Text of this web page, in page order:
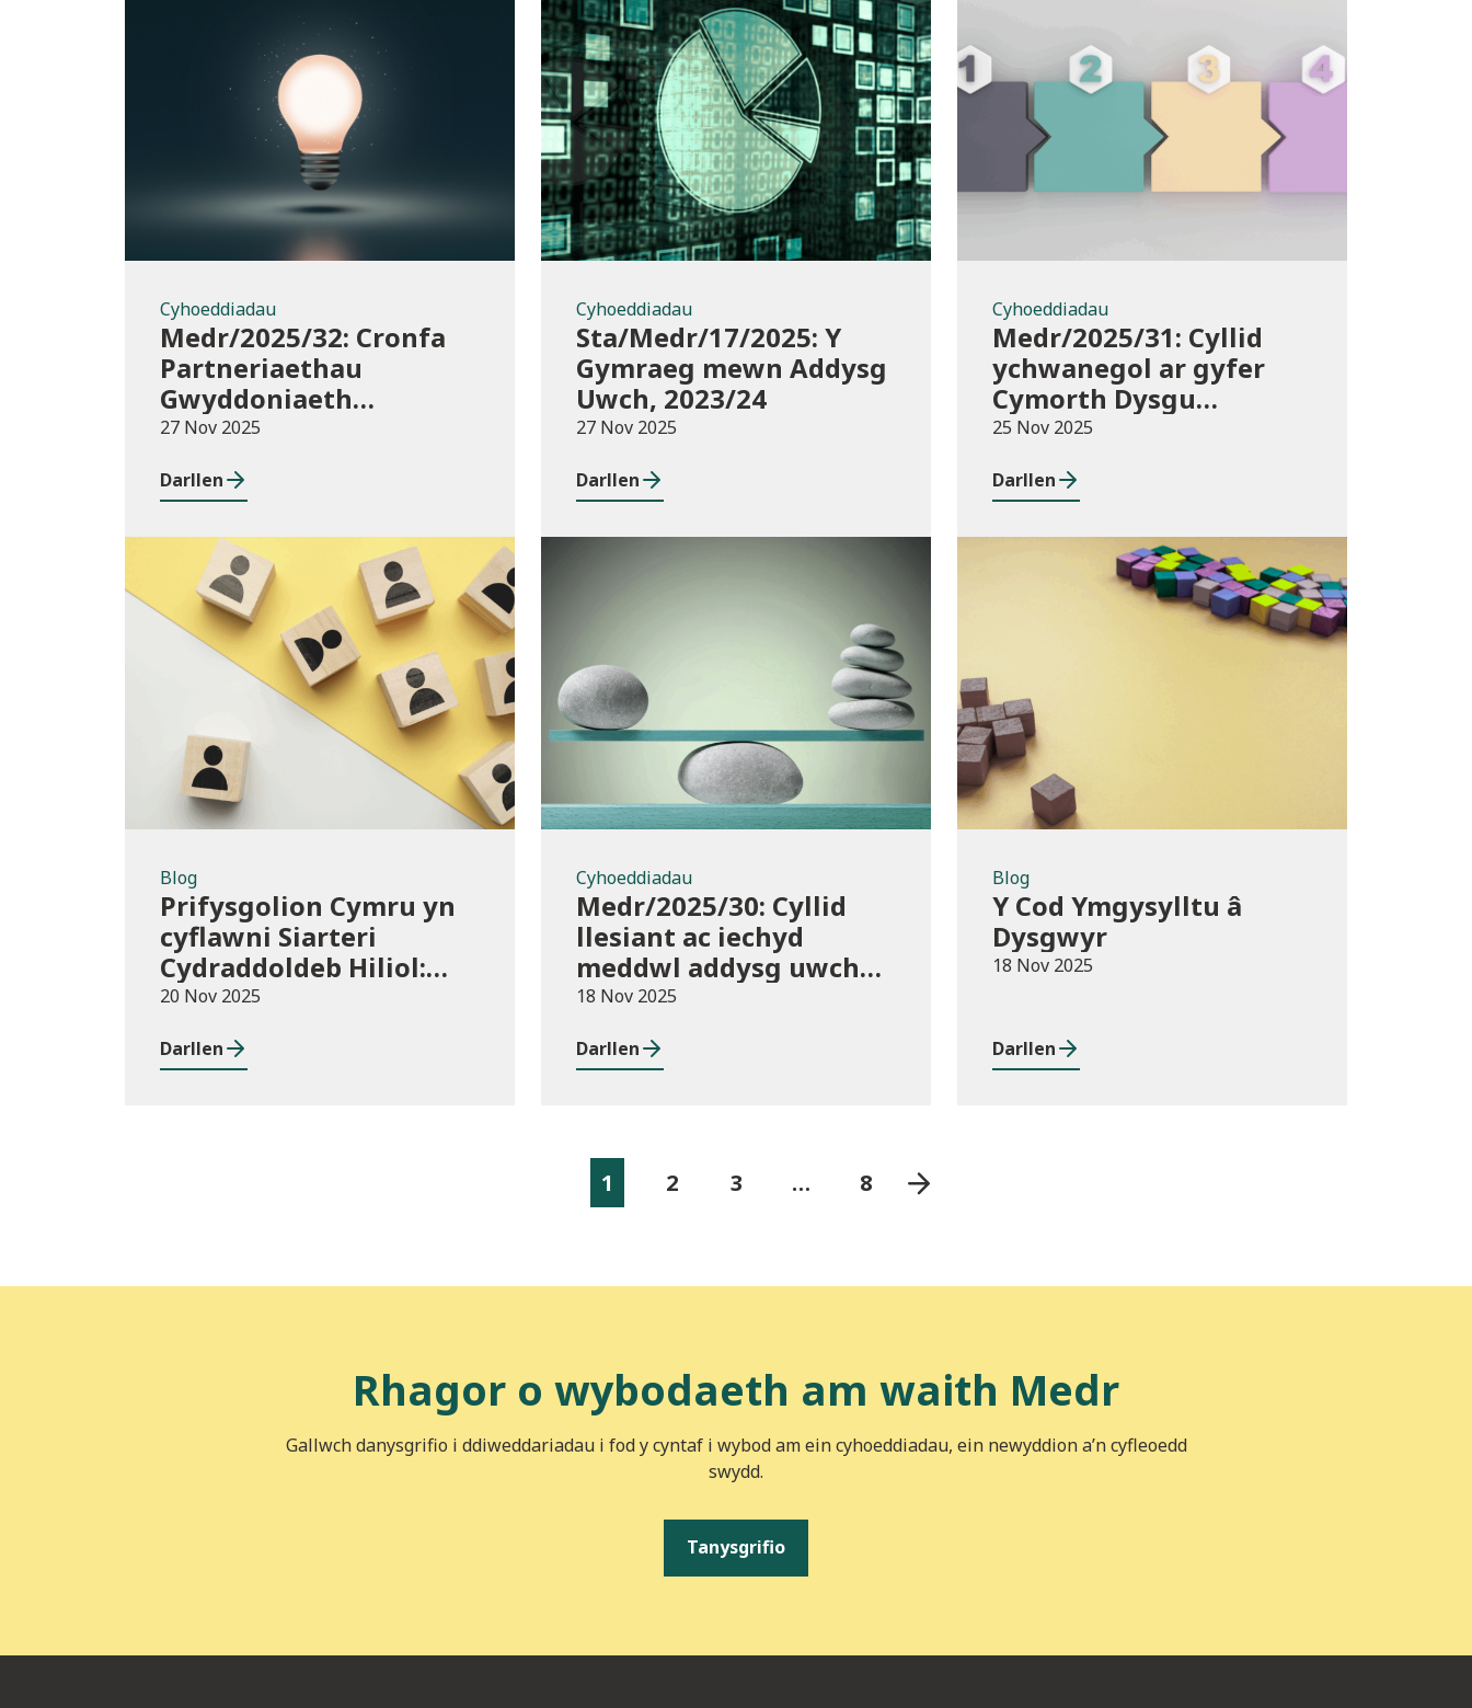
Cyhoeddiadau
Cyhoeddiadau
Medr/2025/32: Cronfa
Partneriaethau
Gwyddoniaeth
Rhyngwladol (ISPF)
27 Nov 2025
Darllen
Cyhoeddiadau
Cyhoeddiadau
Sta/Medr/17/2025: Y
Gymraeg mewn Addysg
Uwch, 2023/24
27 Nov 2025
Darllen
Cyhoeddiadau
Cyhoeddiadau
Medr/2025/31: Cyllid
ychwanegol ar gyfer
Cymorth Dysgu
Ychwanegol 2025/26
25 Nov 2025
Darllen
Blog
Blog
Prifysgolion Cymru yn
cyflawni Siarteri
Cydraddoldeb Hiliol:
Prifysgolion yn
Cymru wrth-hiliol
20 Nov 2025
Darllen
Cyhoeddiadau
Cyhoeddiadau
Medr/2025/30: Cyllid
llesiant ac iechyd
meddwl addysg uwch
2025/26
18 Nov 2025
Darllen
Blog
Y Cod Ymgysylltu â
Dysgwyr
18 Nov 2025
Darllen
1 2 3 … 8
Rhagor o wybodaeth am waith Medr
Gallwch danysgrifio i ddiweddariadau i fod y cyntaf i wybod am ein cyhoeddiadau, ein newyddion a’n cyfleoedd
swydd.
Tanysgrifio